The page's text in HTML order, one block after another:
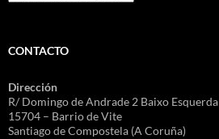
CONTACTO
Dirección
R/ Domingo de Andrade 2 Baixo Esquerda
15704 – Barrio de Vite
Santiago de Compostela (A Coruña)